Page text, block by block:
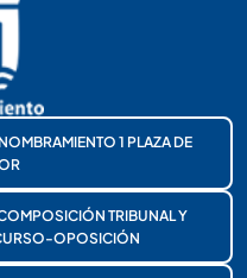
1 PLAZA DE
TRIBUNAL Y
OPOSICIÓN